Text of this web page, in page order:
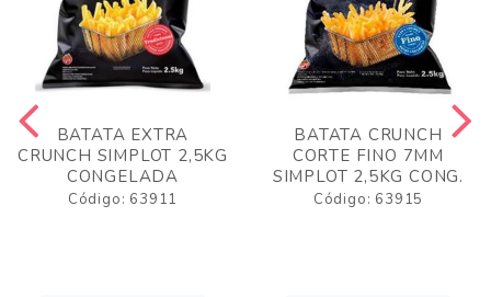
BATATA EXTRA
CRUNCH SIMPLOT 2,5KG
CONGELADA
Código: 63911
BATATA CRUNCH
CORTE FINO 7MM
SIMPLOT 2,5KG CONG.
Código: 63915